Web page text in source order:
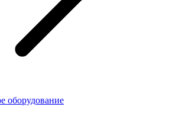
оборудование